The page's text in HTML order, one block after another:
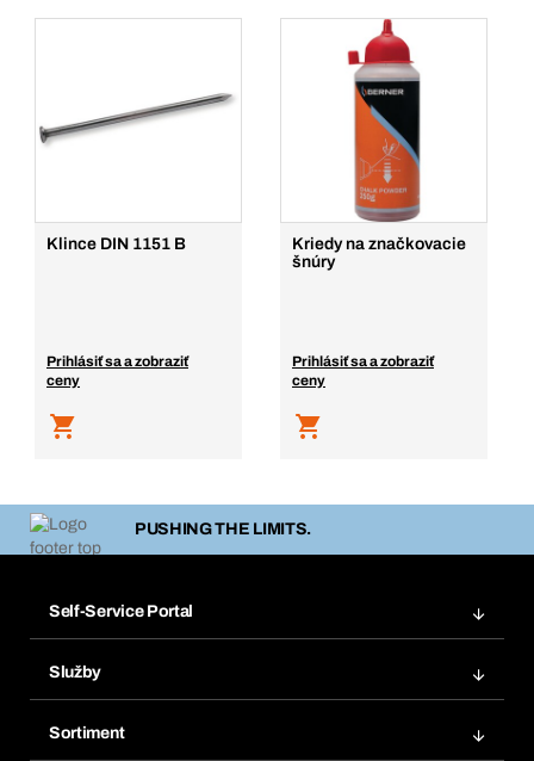
Klince DIN 1151 B
Prihlásiť sa a zobraziť
ceny
Kriedy na značkovacie
šnúry
Prihlásiť sa a zobraziť
ceny
PUSHING THE LIMITS.
Self-Service Portal
Obľúbené
Služby
Sortiment